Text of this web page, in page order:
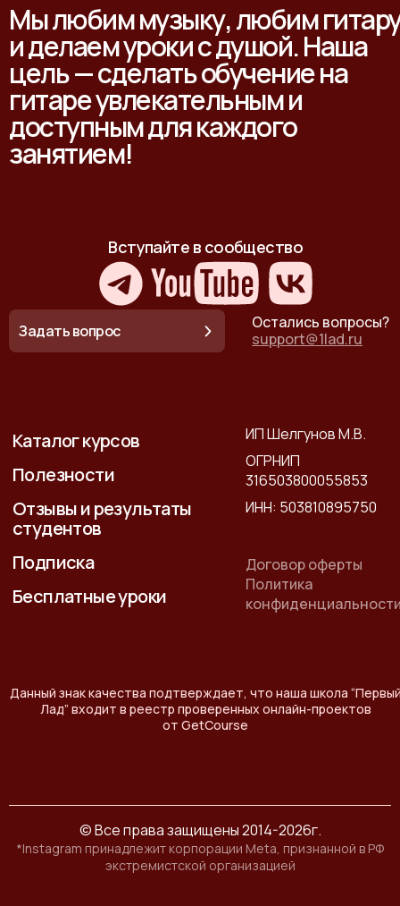
Мы любим музыку, любим
и делаем уроки с душой. Наша
цель — сделать обучение на
гитаре увлекательным и
доступным для каждого
занятием!
Данный знак качества подтверждает, что наша школа
Лад” входит в реестр проверенных онлайн-проектов
от GetCourse
Вступайте в сообщество
Остались вопросы?
support@1lad.ru
Задать вопрос
Каталог курсов
Полезности
Отзывы и результаты
студентов
Подписка
Бесплатные уроки
ИП Шелгунов М.В.
ОГРНИП
316503800055853
ИНН: 503810895750
Договор оферты
Политика
*Instagram принадлежит корпорации Meta, признанной в РФ
экстремистской организацией
© Все права защищены 2014-2026г.